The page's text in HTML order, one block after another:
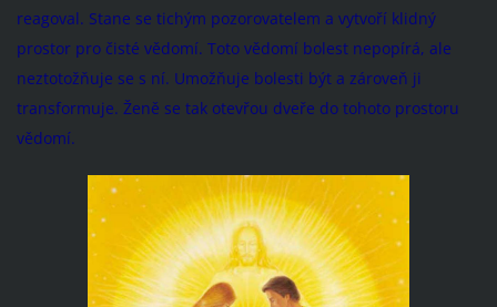
reagoval. Stane se tichým pozorovatelem a vytvoří klidný
prostor pro čisté vědomí. Toto vědomí bolest nepopírá, ale
neztotožňuje se s ní. Umožňuje bolesti být a zároveň ji
transformuje. Ženě se tak otevřou dveře do tohoto prostoru
vědomí.